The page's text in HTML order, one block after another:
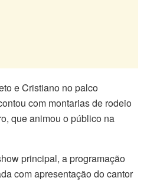
e Cristiano no palco
com montarias de rodeio
que animou o público na
principal, a programação
com apresentação do cantor